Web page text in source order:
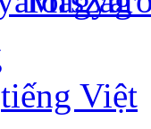
tiếng Việt